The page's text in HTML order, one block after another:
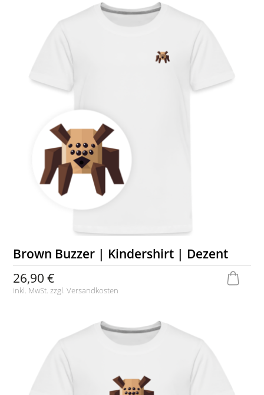
Brown Buzzer | Kindershirt | Dezent
26,90 €
inkl. MwSt. zzgl.Versandkosten